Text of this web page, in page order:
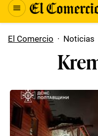
El Comercio · Noticias